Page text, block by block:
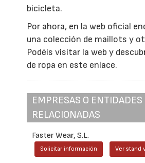
bicicleta.
Por ahora, en la web oficial
una colección de maillots y
Podéis visitar la web y
de ropa en este enlace.
EMPRESAS O ENTIDADES
RELACIONADAS
Faster Wear, S.L.
Solicitar información Ver stand